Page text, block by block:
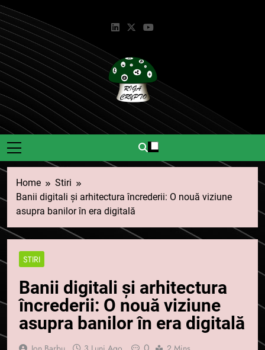
Skip
to
content
Riga Crypto
Știri Și Informații Despre
Criptomonede.
Home
Stiri
Banii digitali și arhitectura încrederii: O nouă viziune
asupra banilor în era digitală
STIRI
Banii digitali și arhitectura
încrederii: O nouă viziune
asupra banilor în era digitală